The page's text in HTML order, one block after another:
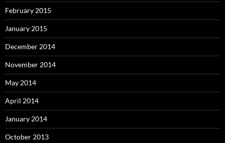
February 2015
January 2015
December 2014
November 2014
May 2014
April 2014
January 2014
October 2013